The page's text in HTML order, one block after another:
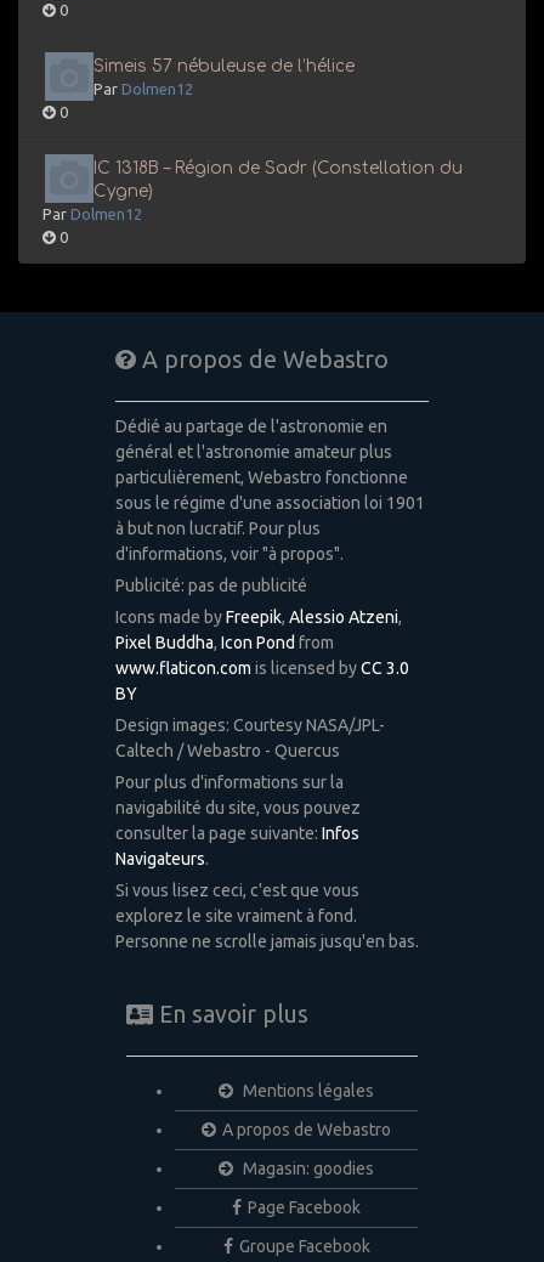
0
Simeis 57 nébuleuse de l’hélice
Par Dolmen12
0
IC 1318B – Région de Sadr (Constellation du
Cygne)
Par Dolmen12
0
A propos de Webastro
Dédié au partage de l'astronomie en
général et l'astronomie amateur plus
particulièrement, Webastro fonctionne
sous le régime d'une association loi 1901
à but non lucratif. Pour plus
d'informations, voir "à propos".
Publicité: pas de publicité
Icons made byFreepik, Alessio Atzeni,
Pixel Buddha, Icon Pond from
www.flaticon.com is licensed byCC 3.0
BY
Design images: Courtesy NASA/JPL-
Caltech / Webastro - Quercus
Pour plus d'informations sur la
navigabilité du site, vous pouvez
consulter la page suivante: Infos
Navigateurs.
Si vous lisez ceci, c'est que vous
explorez le site vraiment à fond.
Personne ne scrolle jamais jusqu'en bas.
En savoir plus
Mentions légales
A propos de Webastro
Magasin: goodies
Page Facebook
Groupe Facebook